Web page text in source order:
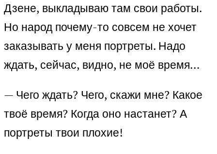
Дзене, выкладываю там свои работы.
Но народ почему-то совсем не хочет
заказывать у меня портреты. Надо
ждать, сейчас, видно, не моё время…
— Чего ждать? Чего, скажи мне? Какое
твоё время? Когда оно настанет? А
портреты твои плохие!